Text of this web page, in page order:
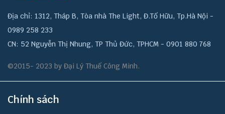
Địa chỉ: 1312, Tháp B, Tòa nhà The Light, Đ.Tố Hữu, Tp.Hà Nội -
0989 258 233
CN: 52 Nguyễn Thị Nhung, TP Thủ Đức, TPHCM - 0901 880 768
©2015- 2023 by Đại Lý Thuế Công Minh.
Chính sách